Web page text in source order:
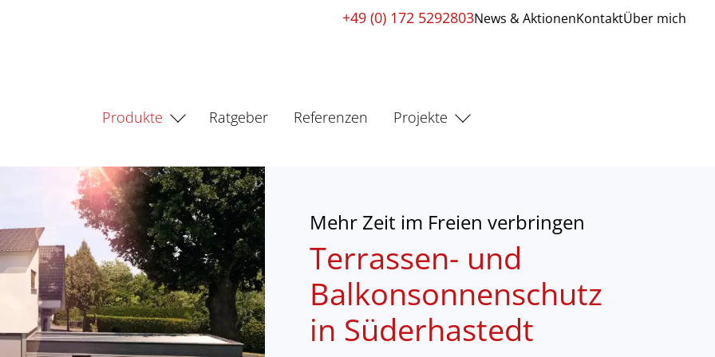
+49 (0) 172 5292803News & AktionenKontaktÜber mich
Produkte
Ratgeber Referenzen Projekte
Mehr Zeit im Freien verbringen
Terrassen- und
Balkonsonnenschutz
in Süderhastedt